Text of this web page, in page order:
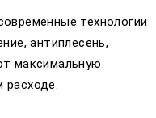
технологии
антиплесень,
максимальную